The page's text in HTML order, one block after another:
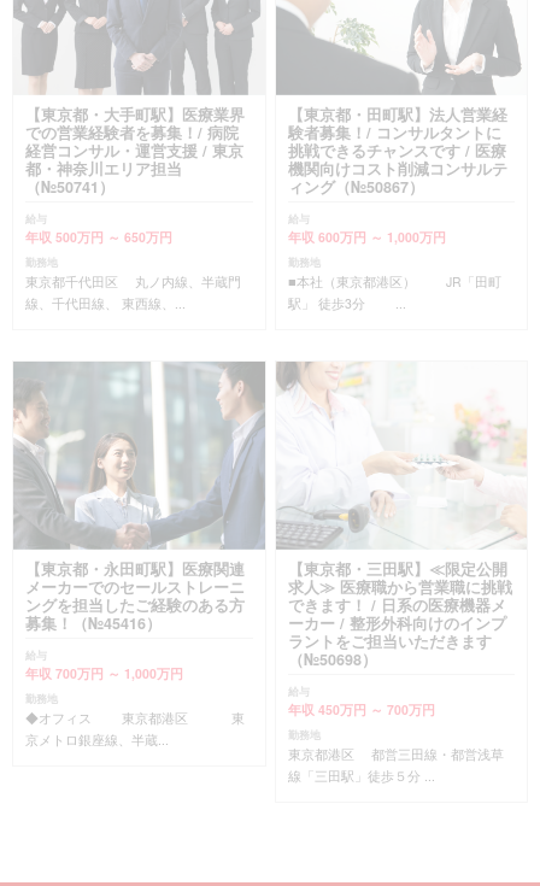
【東京都・大手町駅】医療業界
での営業経験者を募集！/ 病院
経営コンサル・運営支援 / 東京
都・神奈川エリア担当
（№50741）
給与
年収 500万円 ～ 650万円
勤務地
東京都千代田区 丸ノ内線、半蔵門
線、千代田線、 東西線、...
【東京都・田町駅】法人営業経
験者募集！/ コンサルタントに
挑戦できるチャンスです / 医療
機関向けコスト削減コンサルテ
ィング（№50867）
給与
年収 600万円 ～ 1,000万円
勤務地
■本社（東京都港区） JR「田町
駅」 徒歩3分 ...
【東京都・永田町駅】医療関連
メーカーでのセールストレーニ
ングを担当したご経験のある方
募集！（№45416）
給与
年収 700万円 ～ 1,000万円
勤務地
◆オフィス 東京都港区 東
京メトロ銀座線、半蔵...
【東京都・三田駅】≪限定公開
求人≫ 医療職から営業職に挑戦
できます！ / 日系の医療機器メ
ーカー / 整形外科向けのインプ
ラントをご担当いただきます
（№50698）
給与
年収 450万円 ～ 700万円
勤務地
東京都港区 都営三田線・都営浅草
線「三田駅」徒歩５分 ...